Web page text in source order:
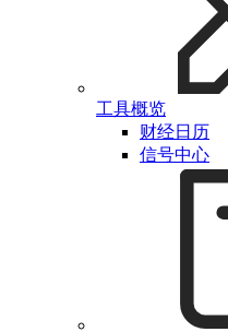
工具概览
财经日历
信号中心